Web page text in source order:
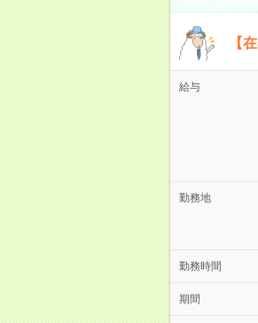
【
給与
勤務地
勤務時間
期間